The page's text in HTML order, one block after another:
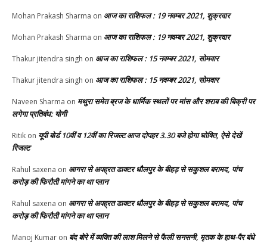
Mohan Prakash Sharma on आज का राशिफल : 19 नवम्बर 2021, शुक्रवार
Mohan Prakash Sharma on आज का राशिफल : 19 नवम्बर 2021, शुक्रवार
Thakur jitendra singh on आज का राशिफल : 15 नवम्बर 2021, सोमवार
Thakur jitendra singh on आज का राशिफल : 15 नवम्बर 2021, सोमवार
Naveen Sharma on मथुरा समेत ब्रज के धार्मिक स्थलों पर मांस और शराब की बिक्री पर
लगेगा प्रतिबंध: योगी
Ritik on यूपी बोर्ड 10वीं व 12वीं का रिजल्ट आज दोपहर 3.30 बजे होगा घोषित, ऐसे देखें
रिजल्ट
Rahul saxena on आगरा से अपह्रत डाक्टर धौलपुर के बीहड़ से सकुशल बरामद, पांच
करोड़ की फिरौती मांगने का था प्लान
Rahul saxena on आगरा से अपह्रत डाक्टर धौलपुर के बीहड़ से सकुशल बरामद, पांच
करोड़ की फिरौती मांगने का था प्लान
Manoj Kumar on बंद बोरे में व्यक्ति की लाश मिलने से फैली सनसनी, मृतक के हाथ-पैर बंधे